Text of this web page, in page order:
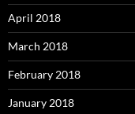
April 2018
March 2018
February 2018
January 2018